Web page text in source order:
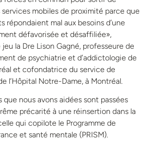
services mobiles de proximité parce que
répondaient mal aux besoins d’une
défavorisée et désaffiliée»,
la Dre Lison Gagné, professeure de
de psychiatrie et d’addictologie de
et cofondatrice du service de
l’Hôpital Notre-Dame, à Montréal.
que nous avons aidées sont passées
précarité à une réinsertion dans la
qui copilote le Programme de
et santé mentale (PRISM).